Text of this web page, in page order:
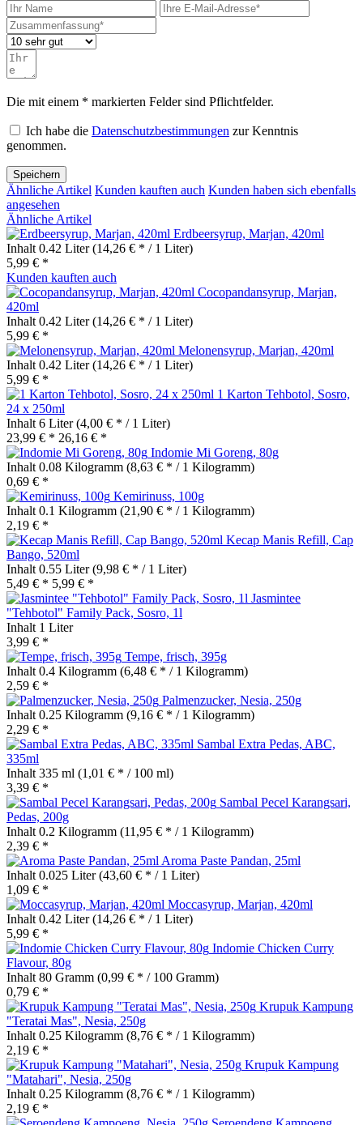
Die mit einem * markierten Felder sind Pflichtfelder.
Ich habe die Datenschutzbestimmungen zur Kenntnis
genommen.
Speichern
Ähnliche Artikel Kunden kauften auch Kunden haben sich ebenfalls
angesehen
Ähnliche Artikel
Erdbeersyrup, Marjan, 420ml
Inhalt 0.42 Liter(14,26 € * / 1 Liter)
5,99 € *
Kunden kauften auch
Cocopandansyrup, Marjan,
420ml
Inhalt 0.42 Liter(14,26 € * / 1 Liter)
5,99 € *
Melonensyrup, Marjan, 420ml
Inhalt 0.42 Liter(14,26 € * / 1 Liter)
5,99 € *
1 Karton Tehbotol, Sosro,
24 x 250ml
Inhalt 6 Liter(4,00 € * / 1 Liter)
23,99 € * 26,16 € *
Indomie Mi Goreng, 80g
Inhalt 0.08 Kilogramm (8,63 € * / 1 Kilogramm)
0,69 € *
Kemirinuss, 100g
Inhalt 0.1 Kilogramm (21,90 € * / 1 Kilogramm)
2,19 € *
Kecap Manis Refill, Cap
Bango, 520ml
Inhalt 0.55 Liter(9,98 € * / 1 Liter)
5,49 € * 5,99 € *
Jasmintee
"Tehbotol" Family Pack, Sosro, 1l
Inhalt 1 Liter
3,99 € *
Tempe, frisch, 395g
Inhalt 0.4 Kilogramm (6,48 € * / 1 Kilogramm)
2,59 € *
Palmenzucker, Nesia, 250g
Inhalt 0.25 Kilogramm (9,16 € * / 1 Kilogramm)
2,29 € *
Sambal Extra Pedas, ABC,
335ml
Inhalt 335 ml (1,01 € * / 100 ml)
3,39 € *
Sambal Pecel Karangsari,
Pedas, 200g
Inhalt 0.2 Kilogramm (11,95 € * / 1 Kilogramm)
2,39 € *
Aroma Paste Pandan, 25ml
Inhalt 0.025 Liter(43,60 € * / 1 Liter)
1,09 € *
Moccasyrup, Marjan, 420ml
Inhalt 0.42 Liter(14,26 € * / 1 Liter)
5,99 € *
Indomie Chicken Curry
Flavour, 80g
Inhalt 80 Gramm (0,99 € * / 100 Gramm)
0,79 € *
Krupuk Kampung
"Teratai Mas", Nesia, 250g
Inhalt 0.25 Kilogramm (8,76 € * / 1 Kilogramm)
2,19 € *
Krupuk Kampung
"Matahari", Nesia, 250g
Inhalt 0.25 Kilogramm (8,76 € * / 1 Kilogramm)
2,19 € *